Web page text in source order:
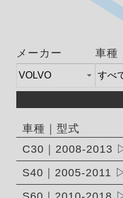
メーカー 車種
車種｜型式
C30｜2008-2013
S40｜2005-2011